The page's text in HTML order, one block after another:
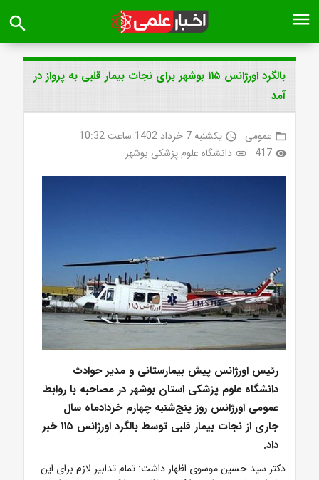
menu
search
بالگرد اورژانس ۱۱۵ بوشهر برای نجات بیمار قلبی به پرواز در
آمد
folder_open عمومی access_time یکشنبه 7 خرداد 1402 ساعت 10:32
visibility
417
link دانشگاه علوم پزشکی بوشهر
رئیس اورژانس پیش بیمارستانی و مدیر حوادث
دانشگاه علوم پزشکی استان بوشهر در مصاحبه با روابط
عمومی اورژانس روز پنج‌شنبه چهارم خردادماه سال
جاری از نجات بیمار قلبی توسط بالگرد اورژانس ۱۱۵ خبر
داد.
دکتر سید حسین موسوی اظهار داشت: تمام تدابیر لازم برای این